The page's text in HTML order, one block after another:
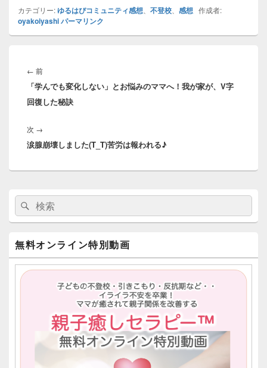
カテゴリー:ゆるはぴコミュニティ感想 不登校 感想 作成者:
oyakoiyashiパーマリンク
稿
ナ
ビ
ゲ
シ
ョ
← 前前
の
投
「学んでも変化しない」とお悩みのママへ！我が家が、V字
回復した秘訣
次 →
の
稿:
涙腺崩壊しました(T_T)苦労は報われる♪
メ
ン
サ
ド
バ
検
索:
検
索
無料オンライン特別動画